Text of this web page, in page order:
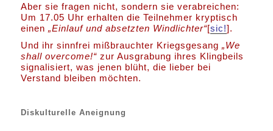
Aber sie fragen nicht, sondern sie verabreichen:
Um 17.05 Uhr erhalten die Teilnehmer kryptisch
einen„Einlauf und absetzten Windlichter“[sic!].
Und ihr sinnfrei mißbrauchter Kriegsgesang„We
shall overcome!“ zur Ausgrabung ihres Klingbeils
signalisiert, was jenen blüht, die lieber bei
Verstand bleiben möchten.
Diskulturelle Aneignung